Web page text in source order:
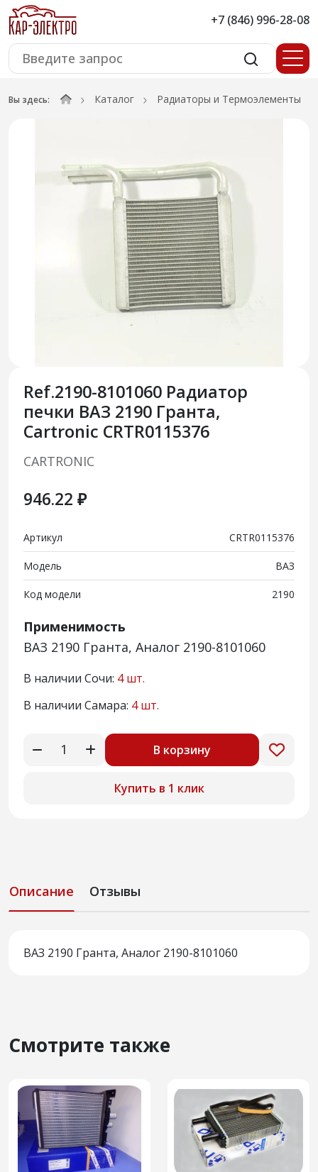
+7 (846) 996-28-08
Вы здесь: Каталог Радиаторы и Термоэлементы
Ref.2190-8101060 Радиатор
печки ВАЗ 2190 Гранта,
Cartronic CRTR0115376
CARTRONIC
946.22 ₽
Артикул CRTR0115376
Модель ВАЗ
Код модели 2190
Применимость
ВАЗ 2190 Гранта, Аналог 2190-8101060
В наличии Сочи: 4 шт.
В наличии Самара: 4 шт.
В корзину
Купить в 1 клик
Описание Отзывы
ВАЗ 2190 Гранта, Аналог 2190-8101060
Смотрите также